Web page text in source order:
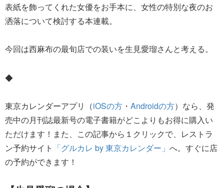
表紙を飾ってくれた女優をお手本に、女性の特別な夜のお
洒落について検討する本連載。
今回は西麻布の最旬店での装いを生見愛瑠さんと考える。
◆
東京カレンダーアプリ（iOSの方 ・ Androidの方）なら、発
売中の月刊誌最新号の電子書籍がどこよりもお得に購入い
ただけます！また、この記事から１クリックで、レストラ
ン予約サイト 「グルカレ by 東京カレンダー」 へ。すぐに店
の予約ができます！